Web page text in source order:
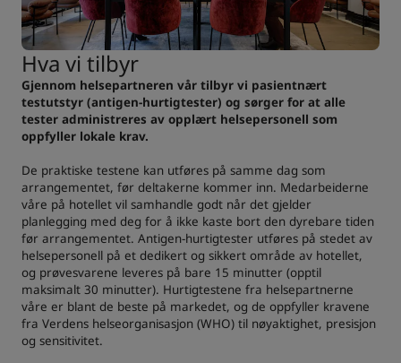
Hva vi tilbyr
Gjennom helsepartneren vår tilbyr vi pasientnært
testutstyr (antigen-hurtigtester) og sørger for at alle
tester administreres av opplært helsepersonell som
oppfyller lokale krav.
De praktiske testene kan utføres på samme dag som
arrangementet, før deltakerne kommer inn. Medarbeiderne
våre på hotellet vil samhandle godt når det gjelder
planlegging med deg for å ikke kaste bort den dyrebare tiden
før arrangementet. Antigen-hurtigtester utføres på stedet av
helsepersonell på et dedikert og sikkert område av hotellet,
og prøvesvarene leveres på bare 15 minutter (opptil
maksimalt 30 minutter). Hurtigtestene fra helsepartnerne
våre er blant de beste på markedet, og de oppfyller kravene
fra Verdens helseorganisasjon (WHO) til nøyaktighet, presisjon
og sensitivitet.